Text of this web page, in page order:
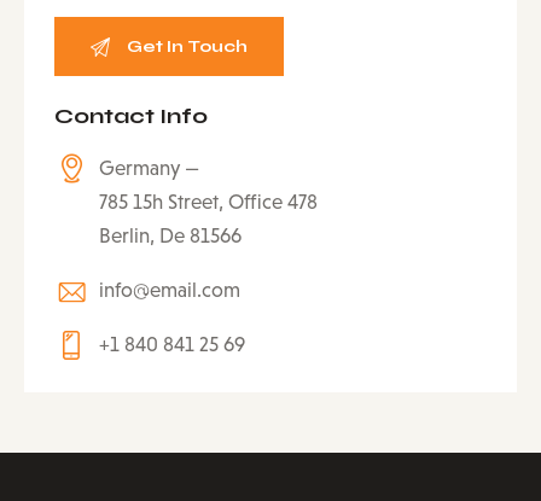
Contact Info
Germany —
785 15h Street, Office 478
Berlin, De 81566
info@email.com
+1 840 841 25 69